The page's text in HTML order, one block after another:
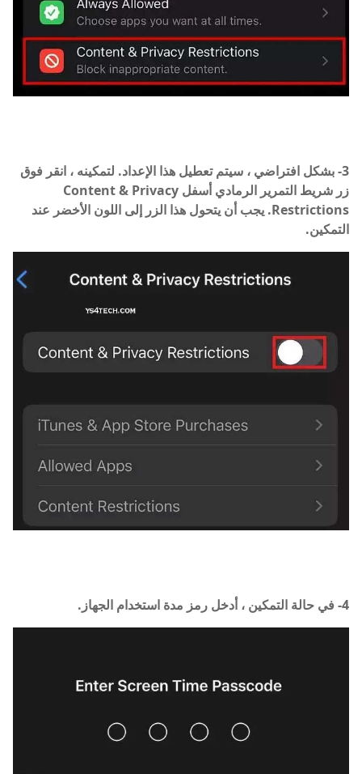
3- بشكل افتراضي ، سيتم تعطيل هذا الإعداد. لتمكينه ، انقر فوق
زر شريط التمرير الرمادي أسفل Content & Privacy
Restrictions. يجب أن يتحول هذا الزر إلى اللون الأخضر عند
التمكين.
4- في حالة التمكين ، أدخل رمز مدة استخدام الجهاز.